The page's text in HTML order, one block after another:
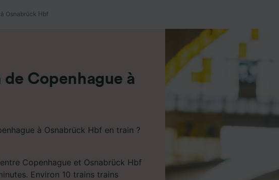
Osnabrück Hbf
Copenhague à
à Osnabrück Hbf en train ?
Copenhague et Osnabrück Hbf
Environ 10 trains trains
développement de services.
Liste de nos partenaires (fournisseurs)